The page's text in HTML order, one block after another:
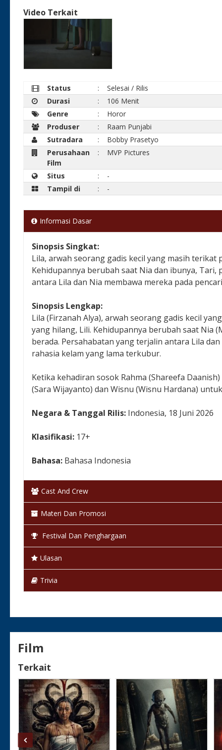
Video Terkait
Status :
Selesai / Rilis
Durasi
:
106 Menit
Genre
:
Horor
Produser
:
Raam Punjabi
Sutradara
:
Bobby Prasetyo
Perusahaan
Film
: MVP Pictures
Situs :
-
Tampil di
: -
Informasi Dasar
Sinopsis Singkat:
Lila, arwah seorang gadis kecil yang masih
Kehidupannya berubah saat Nia dan ibunya,
antara Lila dan Nia membawa mereka pada
Sinopsis Lengkap:
Lila (Firzanah Alya), arwah seorang gadis kecil
yang hilang, Lili. Kehidupannya berubah saat Nia
berada. Persahabatan yang terjalin antara Lila
rahasia kelam yang lama terkubur.
Ketika kehadiran sosok Rahma (Shareefa
(Sara Wijayanto) dan Wisnu (Wisnu Hardana)
Negara & Tanggal Rilis: Indonesia, 18 Juni 2026
Klasifikasi: 17+
Bahasa: Bahasa Indonesia
Status:
Cast And Crew
Materi Dan Promosi
Festival Dan Penghargaan
Ulasan
Trivia
Film
Terkait